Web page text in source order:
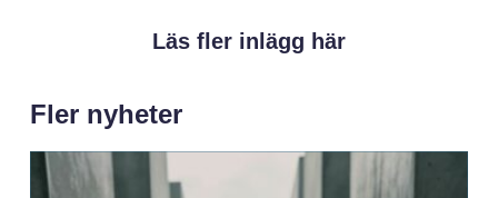
Läs fler inlägg här
Fler nyheter